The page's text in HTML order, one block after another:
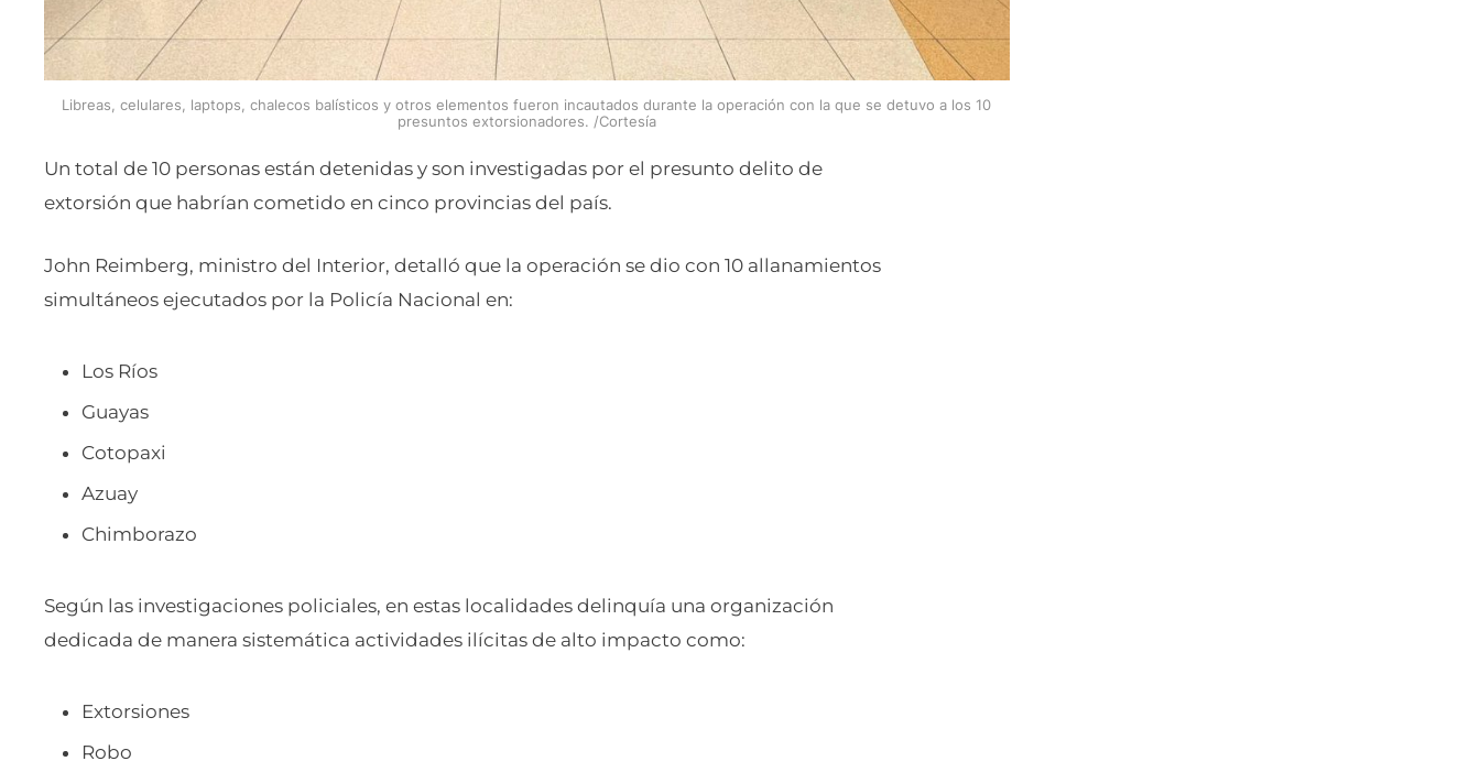
Libreas, celulares, laptops, chalecos balísticos y otros elementos fueron incautados durante la operación con la que se detuvo a los 10
presuntos extorsionadores. /Cortesía
Un total de 10 personas están detenidas y son investigadas por el presunto delito de
extorsión que habrían cometido en cinco provincias del país.
John Reimberg, ministro del Interior, detalló que la operación se dio con 10 allanamientos
simultáneos ejecutados por la Policía Nacional en:
Los Ríos
Guayas
Cotopaxi
Azuay
Chimborazo
Según las investigaciones policiales, en estas localidades delinquía una organización
dedicada de manera sistemática actividades ilícitas de alto impacto como:
Extorsiones
Robo